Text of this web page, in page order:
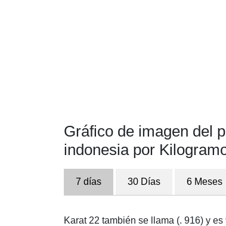
Gráfico de imagen del
indonesia por
7 días 30 Días 6 Meses
Karat 22 también se llama (. 916) y